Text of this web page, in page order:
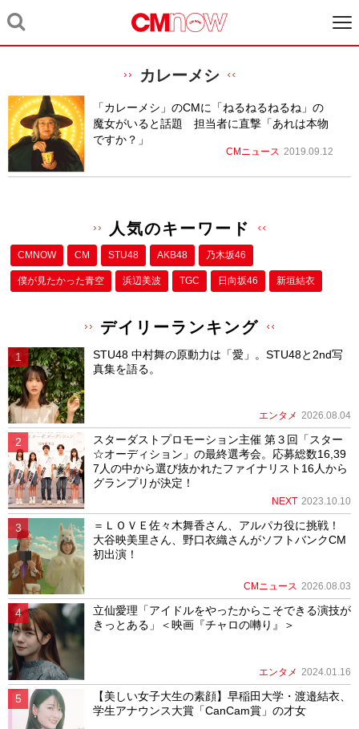
カレーメシ
「カレーメシ」のCMに「ねるねるねるね」の
魔女がいると話題 担当者に直撃「あれは本物
ですか？」
CMニュース 2019.09.12
人気のキーワード
CMNOW CM STU48 AKB48 乃木坂46
僕が⾒たかった⻘空 浜辺美波 TGC 日向坂46 新垣結衣
デイリーランキング
STU48 中村舞の原動力は「愛」。STU48と2nd写
真集を語る。
エンタメ 2026.08.04
スターダストプロモーション主催 第３回「スター
☆オーディション」の最終選考会。応募総数16,39
7人の中から選び抜かれたファイナリスト16人から
グランプリが決定！
NEXT 2023.10.10
＝ＬＯＶＥ佐々木舞香さん、アルパカ役に挑戦！
大谷映美里さん、野口衣織さんがソフトバンクCM
初出演！
CMニュース 2026.08.03
立仙愛理「アイドルをやったからこそできる演技が
きっとある」＜映画『チャロの囀り』＞
エンタメ 2024.01.16
【美しい女子大生の素顔】早稲田大学・渡邉結衣、
学生アナウンス大賞「CanCam賞」の才女